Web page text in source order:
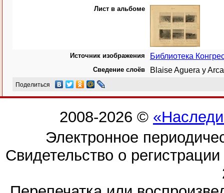
Лист в альбоме
Источник изображения Библиотека
Сведение слоёв Blaise Aguera y
Поделиться
2008-2026 ©
Электронное
Свидетельство о